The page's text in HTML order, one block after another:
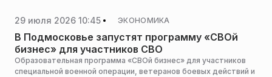
29 июля 2026 10:45 ЭКОНОМИКА
В Подмосковье запустят программу «СВОй
бизнес» для участников СВО
Образовательная программа «СВОй бизнес» для участников
специальной военной операции, ветеранов боевых действий и